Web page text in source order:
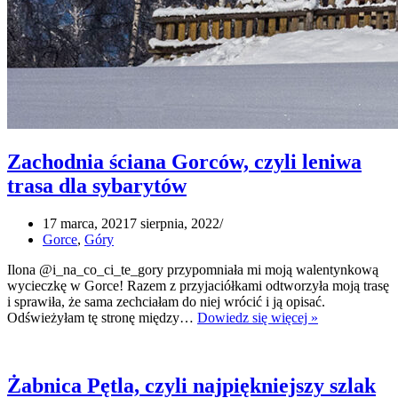
Zachodnia ściana Gorców, czyli leniwa
trasa dla sybarytów
17 marca, 2021 7 sierpnia, 2022
Gorce, Góry
Ilona @i_na_co_ci_te_gory przypomniała mi moją walentynkową
wycieczkę w Gorce! Razem z przyjaciółkami odtworzyła moją trasę
i sprawiła, że sama zechciałam do niej wrócić i ją opisać.
Odświeżyłam tę stronę między… Dowiedz się więcej »
leniwa
Żabnica Pętla, czyli najpiękniejszy szlak